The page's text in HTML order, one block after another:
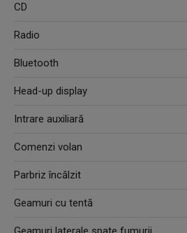
CD
Radio
Bluetooth
Head-up display
Intrare auxiliară
Comenzi volan
Parbriz încălzit
Geamuri cu tentă